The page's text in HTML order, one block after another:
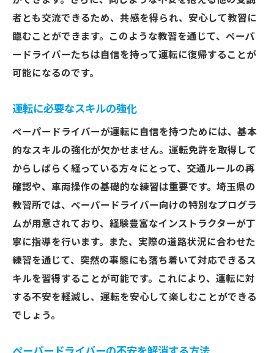
者とも交流できるため、共感を得られ、安心して教習に
臨むことができます。このような教習を通じて、ペーパ
ードライバーたちは自信を持って運転に復帰することが
可能になるのです。
運転に必要なスキルの強化
ペーパードライバーが運転に自信を持つためには、基本
的なスキルの強化が欠かせません。運転免許を取得して
からしばらく経っている方々にとって、交通ルールの再
確認や、車両操作の基礎的な練習は重要です。埼玉県の
教習所では、ペーパードライバー向けの特別なプログラ
ムが用意されており、経験豊富なインストラクターが丁
寧に指導を行います。また、実際の道路状況に合わせた
練習を通じて、突然の事態にも落ち着いて対応できるス
キルを習得することが可能です。これにより、運転に対
する不安を軽減し、運転を安心して楽しむことができる
でしょう。